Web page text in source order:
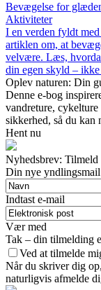
Bevægelse for
Aktiviteter
I en verden fyldt
artiklen om, at
velvære. Læs,
din egen skyld –
Oplev naturen: Din
Denne e-bog
vandreture,
sikkerhed, så du kan
Hent nu
Nyhedsbrev: Tilmeld
Din nye
Indtast e-mail
Vær med
Tak – din tilmelding
Ved at tilmelde
Når du skriver dig
naturligvis afmelde